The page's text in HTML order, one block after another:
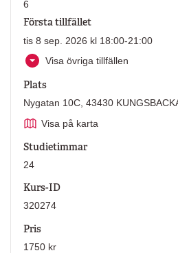
6
Första tillfället
tis 8 sep. 2026 kl 18:00-21:00
Visa övriga tillfällen
Plats
Nygatan 10C, 43430
Visa på karta
Studietimmar
24
Kurs-ID
320274
Pris
1750 kr